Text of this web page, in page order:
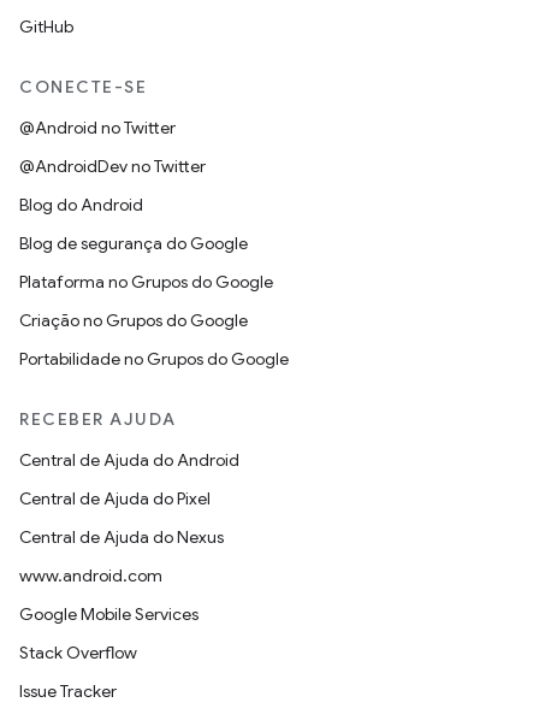
GitHub
CONECTE-SE
@Android no Twitter
@AndroidDev no Twitter
Blog do Android
Blog de segurança do Google
Plataforma no Grupos do Google
Criação no Grupos do Google
Portabilidade no Grupos do Google
RECEBER AJUDA
Central de Ajuda do Android
Central de Ajuda do Pixel
Central de Ajuda do Nexus
www.android.com
Google Mobile Services
Stack Overflow
Issue Tracker